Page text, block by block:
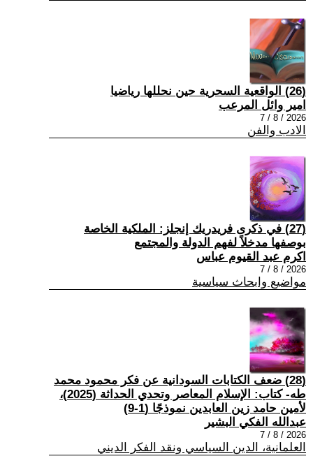
(26) الواقعية السحرية حين نحللها رياضيا
امير وائل المرعب
2026 / 8 / 7
الادب والفن
(27) في ذكرى فريدريك إنجلز: الملكية الخاصة
بوصفها مدخلاً لفهم الدولة والمجتمع
اكرم عبد القيوم عباس
2026 / 8 / 7
مواضيع وابحاث سياسية
(28) ضعف الكتابات السودانية عن فكر محمود محمد
طه- كتاب: الإسلام المعاصر وتحدي الحداثة (2025)،
لأمين حامد زين العابدين نموذجًا (1-9)
عبدالله الفكي البشير
2026 / 8 / 7
العلمانية، الدين السياسي ونقد الفكر الديني